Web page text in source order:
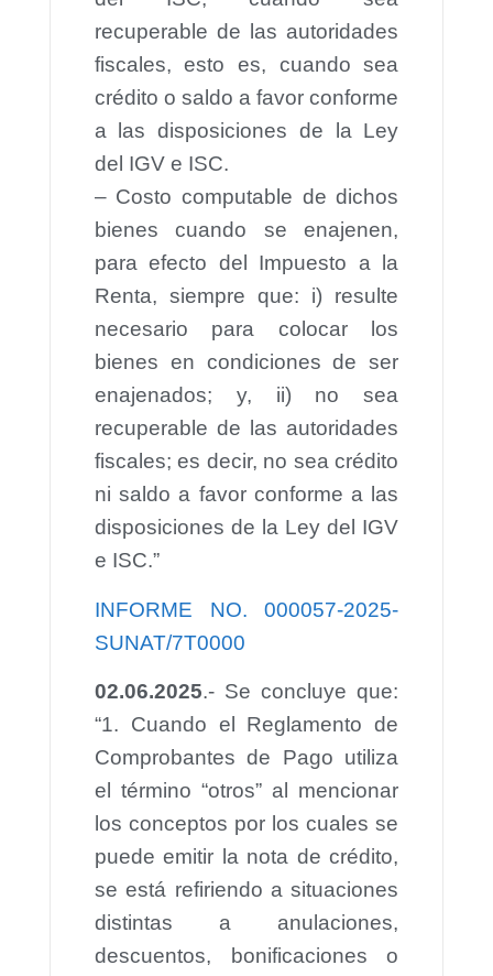
recuperable de las autoridades
fiscales, esto es, cuando sea
crédito o saldo a favor conforme
a las disposiciones de la Ley
del IGV e ISC.
– Costo computable de dichos
bienes cuando se enajenen,
para efecto del Impuesto a la
Renta, siempre que: i) resulte
necesario para colocar los
bienes en condiciones de ser
enajenados; y, ii) no sea
recuperable de las autoridades
fiscales; es decir, no sea crédito
ni saldo a favor conforme a las
disposiciones de la Ley del IGV
e ISC.”
INFORME NO. 000057-2025-
SUNAT/7T0000
02.06.2025.- Se concluye que:
“1. Cuando el Reglamento de
Comprobantes de Pago utiliza
el término “otros” al mencionar
los conceptos por los cuales se
puede emitir la nota de crédito,
se está refiriendo a situaciones
distintas a anulaciones,
descuentos, bonificaciones o